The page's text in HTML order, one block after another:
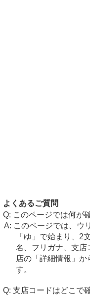
よくあるご質問
このページでは何が
このページでは、ウ
「ゆ」で始まり、2
名、フリガナ、支店
店の「詳細情報」
す。
支店コードはどこで